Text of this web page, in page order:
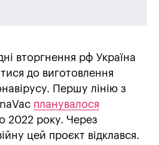
вторгнення рф Україна
до виготовлення
Першу лінію з
планувалося
2022 року. Через
цей проєкт відклався.